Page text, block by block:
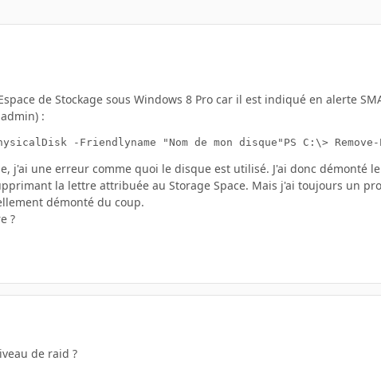
de Stockage sous Windows 8 Pro car il est indiqué en alerte
:
-Friendlyname "Nom de mon disque"PS C:\>
j'ai une erreur comme quoi le disque est utilisé. J'ai donc démonté
la lettre attribuée au Storage Space. Mais j'ai toujours un
démonté du coup.
?
de raid ?